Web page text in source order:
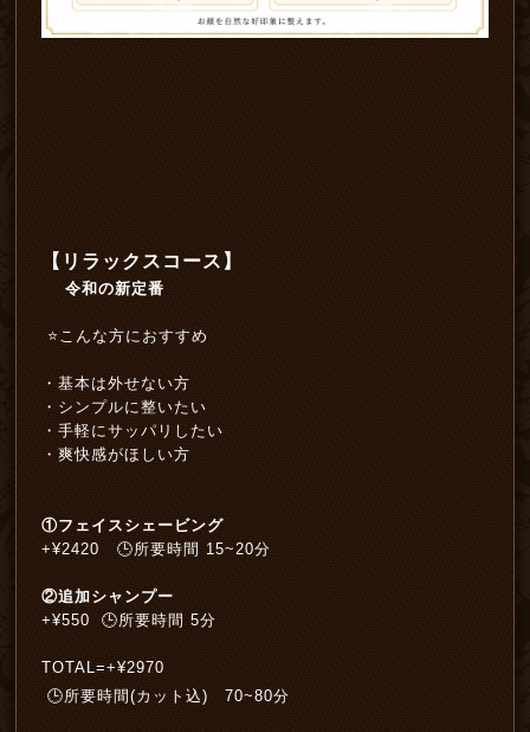
【リラックスコース】
令和の新定番
⭐️こんな方におすすめ
・基本は外せない方
・シンプルに整いたい
・手軽にサッパリしたい
・爽快感がほしい方
①フェイスシェービング
+¥2420 🕒所要時間 15~20分
②追加シャンプー
+¥550 🕒所要時間 5分
TOTAL=+¥2970
🕒所要時間(カット込) 70~80分